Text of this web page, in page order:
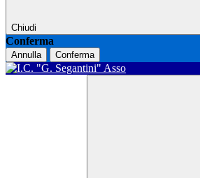
Chiudi
Conferma
Annulla Conferma